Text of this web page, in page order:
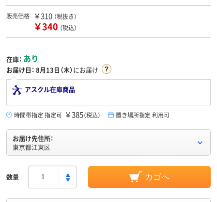
販売価格 ￥310 （税抜き）
￥340 （税込）
在庫： あり
お届け日： 8月13日（木）にお届け
アスクル在庫商品
時間帯指定 指定可 ￥385（税込） 置き場所指定 利用可
お届け先住所：
東京都江東区
数量 カゴへ